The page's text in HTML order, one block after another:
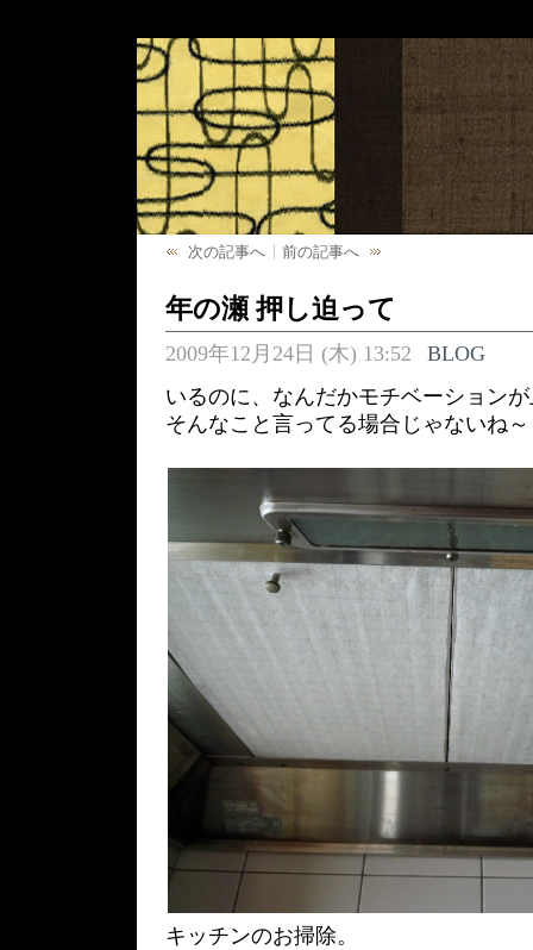
次の記事へ 前の記事へ
年の瀬 押し迫って
2009年12月24日 (木) 13:52
BLOG
いるのに、なんだかモチベーション
そんなこと言ってる場合じゃないね～
キッチンのお掃除。